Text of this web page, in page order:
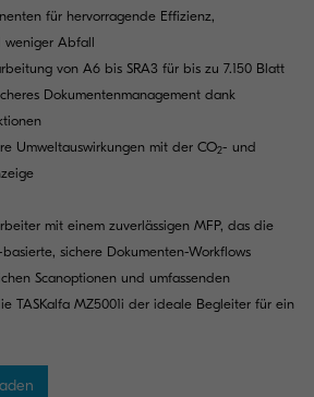
für hervorragende Effizienz,
weniger Abfall
von A6 bis SRA3 für bis zu 7.150 Blatt
Dokumentenmanagement dank
Umweltauswirkungen mit der CO2- und
mit einem zuverlässigen MFP, das die
sichere Dokumenten-Workflows
Scanoptionen und umfassenden
TASKalfa MZ5001i der ideale Begleiter für ein